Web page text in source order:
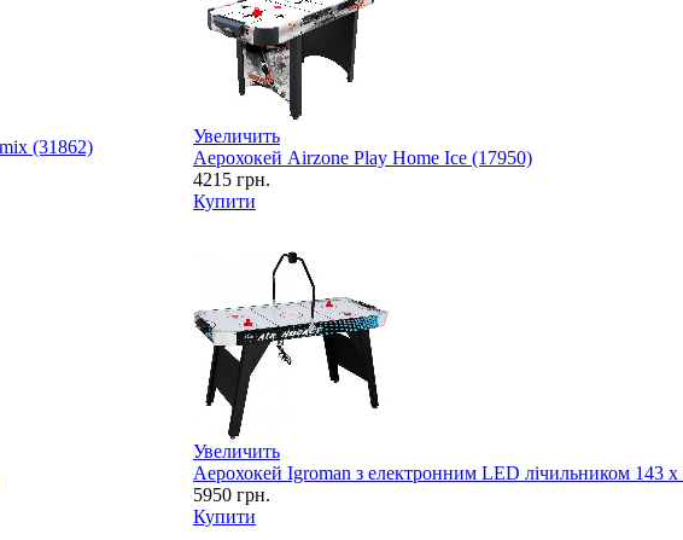
(31862)
Увеличить
Аерохокей Airzone Play Home Ice (17950)
4215 грн.
Купити
Увеличить
Аерохокей Igroman з електронним LED лічильником 143
5950 грн.
Купити